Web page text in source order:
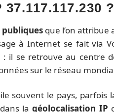
?
publiquesque l’on attribue
à Internet se fait via
il se retrouve au centre
sur le réseau
souvent le pays, parfois
dans lagéolocalisation IP